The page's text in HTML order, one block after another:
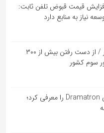
قیمت قبوض تلفن ثابت:
نیاز به منابع دارد
احتمال خروج رایتل از بازار / از دست رفتن بیش از ۳۰۰
سوم کشور
دیپ‌مایند هوش مصنوعی Dramatron را معرفی کرد؛